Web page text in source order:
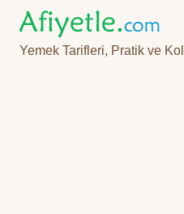
Yemek Tarifleri, Pratik ve